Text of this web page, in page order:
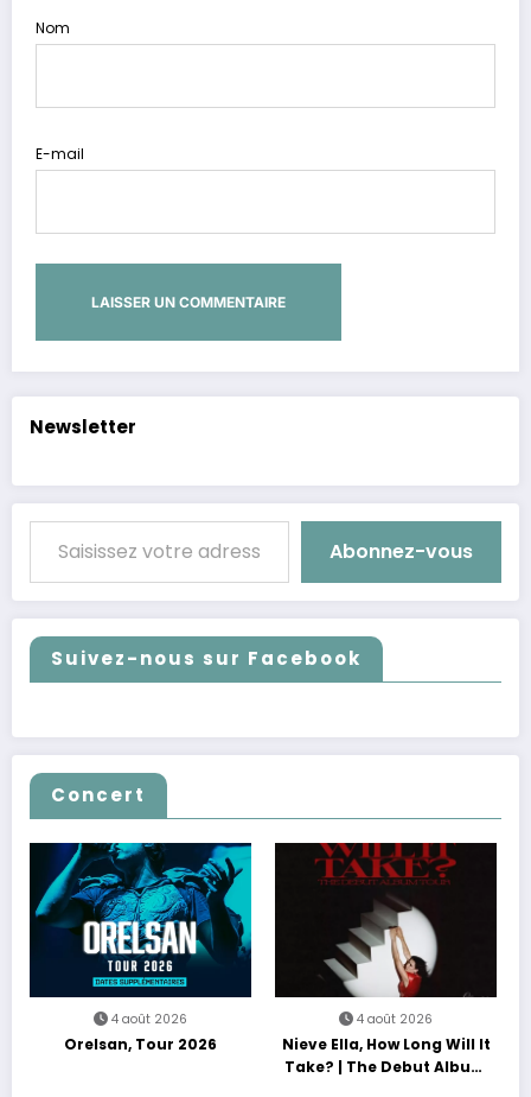
Nom
E-mail
Newsletter
Saisissez votre adresse e-mail…
Abonnez-vous
Suivez-nous sur Facebook
Concert
4 août 2026
Orelsan, Tour 2026
4 août 2026
Nieve Ella, How Long Will It
Take? | The Debut Album